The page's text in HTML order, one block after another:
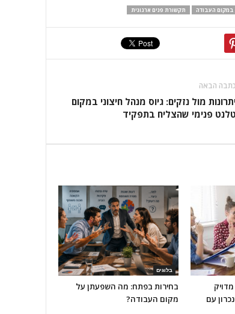
העבודה תקשורת פנים ארגונית
כתבה הבאה
מול נזקים: גיוס מנהל חיצוני במקום
טלנט פנימי שהצליח בתפקיד
בלוגים
בחירות בפתח: מה השפעתן על
מקום העבודה?
עם